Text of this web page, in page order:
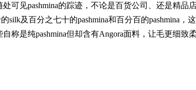
见pashmina的踪迹，不论是百货公司、还是精品
silk及百分之七十的pashmina和百分百的pashmina
称是纯pashmina但却含有Angora面料，让毛更细致柔